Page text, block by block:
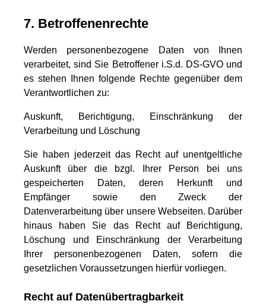
7. Betroffenenrechte
Werden personenbezogene Daten von Ihnen
verarbeitet, sind Sie Betroffener i.S.d. DS-GVO und
es stehen Ihnen folgende Rechte gegenüber dem
Verantwortlichen zu:
Auskunft, Berichtigung, Einschränkung der
Verarbeitung und Löschung
Sie haben jederzeit das Recht auf unentgeltliche
Auskunft über die bzgl. Ihrer Person bei uns
gespeicherten Daten, deren Herkunft und
Empfänger sowie den Zweck der
Datenverarbeitung über unsere Webseiten. Darüber
hinaus haben Sie das Recht auf Berichtigung,
Löschung und Einschränkung der Verarbeitung
Ihrer personenbezogenen Daten, sofern die
gesetzlichen Voraussetzungen hierfür vorliegen.
Recht auf Datenübertragbarkeit